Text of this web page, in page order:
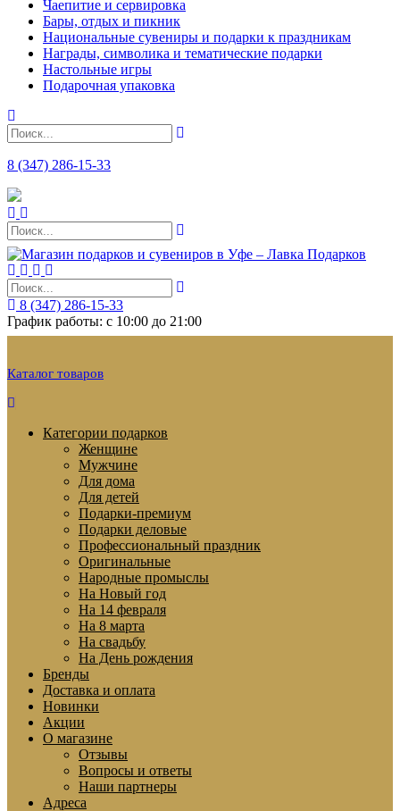
Чаепитие и сервировка
Бары, отдых и пикник
Национальные сувениры и подарки к праздникам
Награды, символика и тематические подарки
Настольные игры
Подарочная упаковка
8 (347) 286-15-33
8 (347) 286-15-33
График работы: с 10:00 до 21:00
Каталог товаров
Категории подарков
Женщине
Мужчине
Для дома
Для детей
Подарки-премиум
Подарки деловые
Профессиональный праздник
Оригинальные
Народные промыслы
На Новый год
На 14 февраля
На 8 марта
На свадьбу
На День рождения
Бренды
Доставка и оплата
Новинки
Акции
О магазине
Отзывы
Вопросы и ответы
Наши партнеры
Адреса